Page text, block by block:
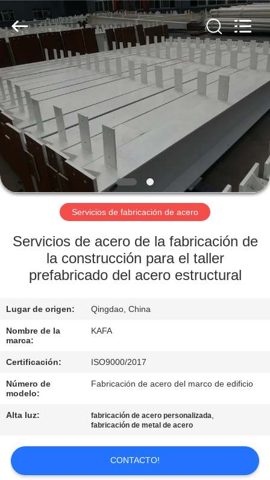
EN
CASA.
PRODUCTOS
VÍDEOS
ESPECTÁCULO
RV
SOBRE
RECORRIDO
FÁBRICA
DE
CALIDAD
Qingdao
KaFa
Fabrication
Co.,
Ltd..
Rights
Reserved.
Servicios de fabricación de acero
Servicios de acero de la fabricación de
la construcción para el taller
prefabricado del acero estructural
Lugar de origen: Qingdao, China
Nombre de la
marca:
KAFA
Certificación: ISO9000/2017
Número de
modelo:
Fabricación de acero del marco de edificio
Alta luz: fabricación de acero personalizada,
fabricación de metal de acero
CONTACTO!